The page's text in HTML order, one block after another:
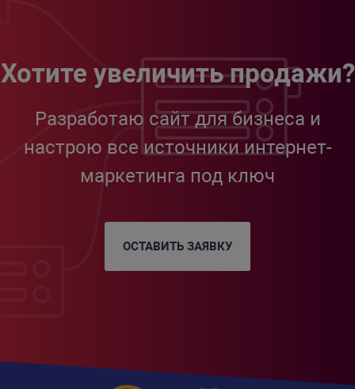
Хотите увеличить продажи?
Разработаю сайт для бизнеса и
настрою все источники интернет-
маркетинга под ключ
ОСТАВИТЬ ЗАЯВКУ